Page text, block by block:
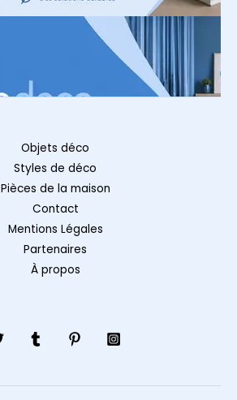
Objets déco
Styles de déco
Pièces de la maison
Contact
Mentions Légales
Partenaires
À propos